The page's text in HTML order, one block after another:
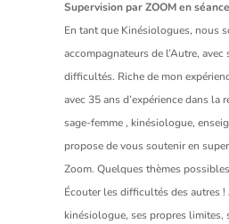
Supervision par ZOOM en
En tant que Kinésiologues, nous
accompagnateurs de l’Autre,
difficultés. Riche de mon
avec 35 ans d’expérience dans la
sage-femme , kinésiologue,
propose de vous soutenir en
Zoom. Quelques thèmes
Écouter les difficultés des autres
kinésiologue, ses propres limites,